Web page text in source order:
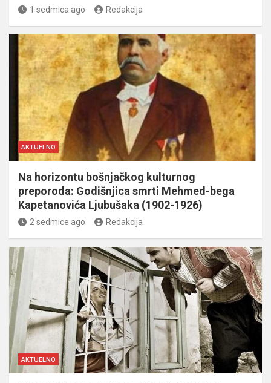
1 sedmica ago Redakcija
AKTUELNO
Na horizontu bošnjačkog kulturnog
preporoda: Godišnjica smrti Mehmed-bega
Kapetanovića Ljubušaka (1902-1926)
2 sedmice ago Redakcija
AKTUELNO